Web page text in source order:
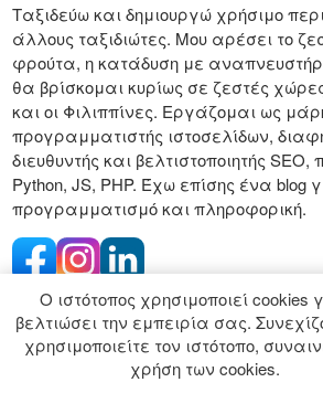
Ταξιδεύω και δημιουργώ χρήσιμο
άλλους ταξιδιώτες. Μου αρέσει το
φρούτα, η κατάδυση με
θα βρίσκομαι κυρίως σε ζεστές
και οι Φιλιππίνες. Εργάζομαι ως
προγραμματιστής ιστοσελίδων,
διευθυντής και βελτιστοποιητής
Python, JS, PHP. Έχω επίσης ένα blog
προγραμματισμό και πληροφορική.
Εγγραφείτε
Ο ιστότοπος χρησιμοποιεί cookies
βελτιώσει την εμπειρία σας.
χρησιμοποιείτε τον ιστότοπο,
χρήση των cookies.